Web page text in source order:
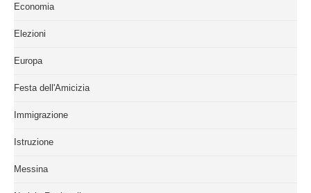
Economia
Elezioni
Europa
Festa dell'Amicizia
Immigrazione
Istruzione
Messina